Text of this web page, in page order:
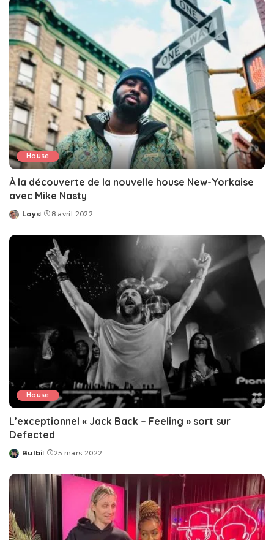
House
À la découverte de la nouvelle house New-Yorkaise
avec Mike Nasty
Posted
Loys 8 avril 2022
House
L’exceptionnel « Jack Back – Feeling » sort sur
Defected
Posted
Bulbi 25 mars 2022